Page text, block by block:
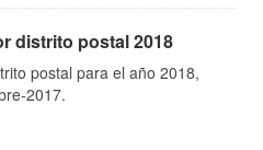
distrito postal 2018
postal para el año 2018,
2017.